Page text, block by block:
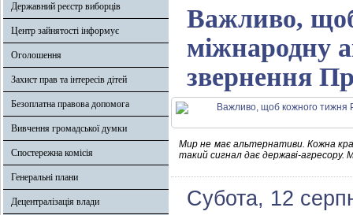
Державний реєстр виборців
Центр зайнятості інформує
Оголошення
Захист прав та інтересів дітей
Безоплатна правова допомога
Вивчення громадської думки
Спостережна комісія
Генеральні плани
Децентралізація влади
Важливо,
міжнародну
звернення
Мир не має альтернативи. Кожна
такий сигнал дає державі-агресору.
Субота, 12